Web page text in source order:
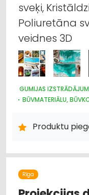
sveķi,
Poliuretāna
veidnes 3D
GUMIJAS
BŪVMATERIĀLU,
INTERNETVEIKALI, E-
APDARES MATERIĀLI:
CELTNIECĪBAS UN
Produktu
Rīga